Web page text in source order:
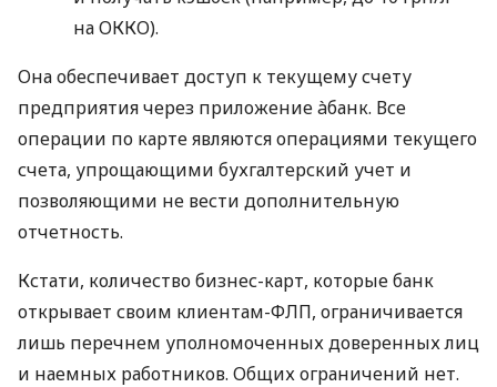
на ОККО).
Она обеспечивает доступ к текущему счету
предприятия через приложение àбанк. Все
операции по карте являются операциями текущего
счета, упрощающими бухгалтерский учет и
позволяющими не вести дополнительную
отчетность.
Кстати, количество бизнес-карт, которые банк
открывает своим клиентам-ФЛП, ограничивается
лишь перечнем уполномоченных доверенных лиц
и наемных работников. Общих ограничений нет.